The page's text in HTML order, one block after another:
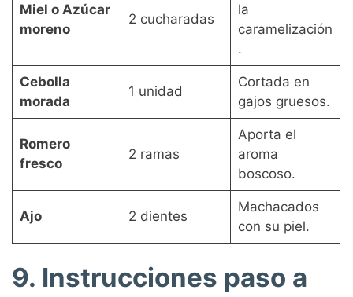
Miel o Azúcar
moreno
2 cucharadas
la
caramelización
.
Cebolla
morada
1 unidad
Cortada en
gajos gruesos.
Romero
fresco
2 ramas
Aporta el
aroma
boscoso.
Ajo 2 dientes
Machacados
con su piel.
9. Instrucciones paso a